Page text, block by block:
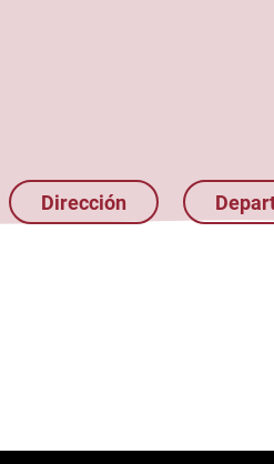
Dirección